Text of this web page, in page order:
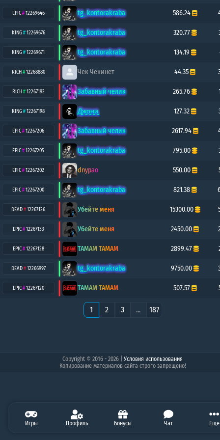
0.00 20.00 0.00 2500.00
Игры Профиль Бонусы Чат Еще
EPIC#12269646 tg_kontorakraba 586.24
KING#12269676 tg_kontorakraba 320.77
KING#12269671 tg_kontorakraba 134.19
RICH#12268880 Чек Чекинет 44.35
RICH#12267192 Забавный челик 265.76
KING#12267198 Д̳ж̳о̳н̳и̳ 127.32
EPIC#12267206 Забавный челик 2617.94
EPIC#12267205 tg_kontorakraba 795.00
EPIC#12267202 dnypao 550.00
EPIC#12267200 tg_kontorakraba 821.38
DEAD#12267126 Убейте меня 15300.00
EPIC#12267133 Убейте меня 2450.00
EPIC#12267128 TAMAM TAMAM 2899.47
DEAD#12266997 tg_kontorakraba 9750.00
EPIC#12267120 TAMAM TAMAM 507.57
1 2 3 ... 187
Copyright © 2016 - 2026 |Условия использования
Копирование материалов сайта строго запрещено!